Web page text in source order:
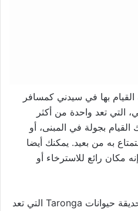
بها في سيدني كمسافر
التي تعد واحدة من أكثر
بجولة في المبنى، أو
به من بعيد. يمكنك أيضا
مكان رائع للاسترخاء أو
علاوة على ذلك، يمكنك زيارة حديقة حيوانات Taronga التي تعد